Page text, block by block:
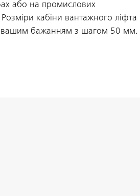
або на промислових
кабіни вантажного ліфта
вашим бажанням з шагом 50 мм.